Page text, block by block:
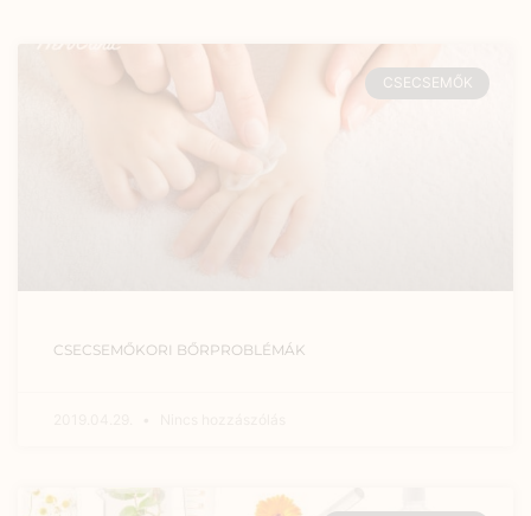
CSECSEMŐK
CSECSEMŐKORI BŐRPROBLÉMÁK